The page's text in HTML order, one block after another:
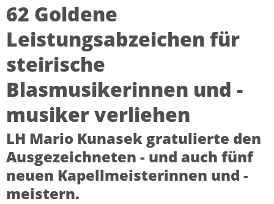
62 Goldene
Leistungsabzeichen für
steirische
Blasmusikerinnen und -
musiker verliehen
LH Mario Kunasek gratulierte den
Ausgezeichneten - und auch fünf
neuen Kapellmeisterinnen und -
meistern.